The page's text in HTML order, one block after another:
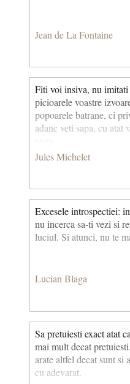
Ruinele templului lui
spune că ar fi fost
Socrate i-a schimbat
Jean de La Fontaine
Fiti voi insiva, nu
picioarele voastre
popoarele batrane, ci
adanc veti sapa, cu atat
Jules Michelet
Excesele introspectiei:
nu incerca sa-ti vezi si
luciul. Si atunci, nu te
Lucian Blaga
Sa pretuiesti exact atat
mai mult decat
arate altfel decat sunt si
cu adevarat.